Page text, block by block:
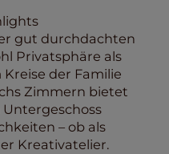
gut durchdachten
Privatsphäre als
der Familie
Zimmern bietet
– ob als
Kreativatelier.